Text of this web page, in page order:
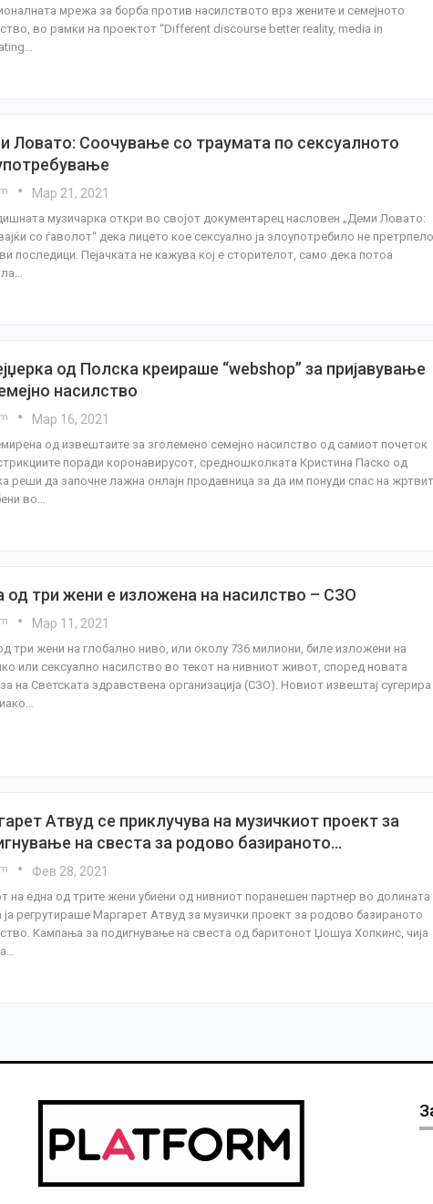
мрежа за борба против насилството врз жените и семејното
во рамки на проектот “Different discourse better reality, media in
Ловато: Соочување со траумата по сексуалното
Мар 21, 2021
музичарка откри во својот документарец насловен „Деми Ловато:
со ѓаволот“ дека лицето кое сексуално ја злоупотребило не претрпело
последици. Пејачката не кажува кој е сторителот, само дека потоа
од Полска креираше “webshop” за пријавување
насилство
Мар 16, 2021
од извештаите за зголемено семејно насилство од самиот почеток
поради коронавирусот, средношколката Кристина Паско од
реши да започне лажна онлајн продавница за да им понуди спас на
во…
од три жени е изложена на насилство – СЗО
Мар 11, 2021
три жени на глобално ниво, или околу 736 милиони, биле изложени на
или сексуално насилство во текот на нивниот живот, според новата
на Светската здравствена организација (СЗО). Новиот извештај сугерира
Атвуд се приклучува на музичкиот проект за
на свеста за родово базираното…
Фев 28, 2021
на една од трите жени убиени од нивниот поранешен партнер во долината
ја регрутираше Маргарет Атвуд за музички проект за родово базираното
Кампања за подигнување на свеста од баритонот Џошуа Хопкинс, чија